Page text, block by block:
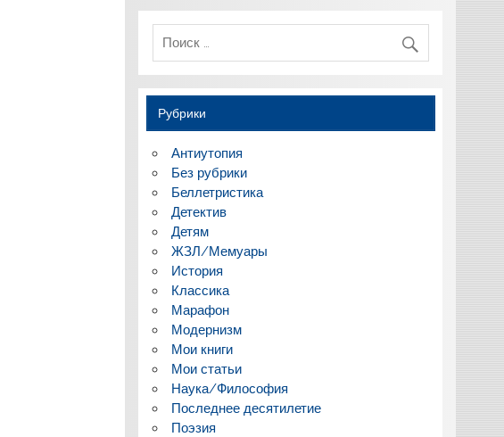
Рубрики
Антиутопия
Без рубрики
Беллетристика
Детектив
Детям
ЖЗЛ/Мемуары
История
Классика
Марафон
Модернизм
Мои книги
Мои статьи
Наука/Философия
Последнее десятилетие
Поэзия